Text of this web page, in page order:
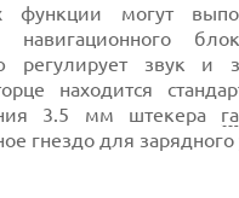
функции могут
навигационного
регулирует звук
находится
3.5 мм штекера
гнездо для зарядного